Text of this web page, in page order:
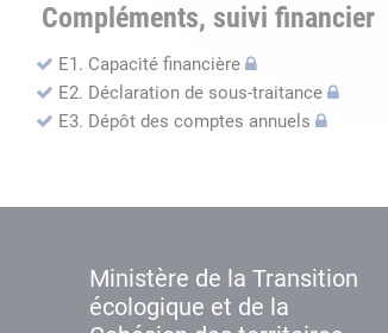
Compléments, suivi financier
E1. Capacité financière
E2. Déclaration de sous-traitance
E3. Dépôt des comptes annuels
Ministère de la Transition
écologique et de la